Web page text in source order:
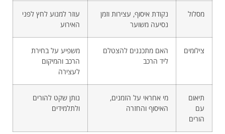
מסלול
נקודת איסוף, עצירות וזמן
נסיעה משוער
עוזר למנוע לחץ לפני
האירוע
צילומים
האם מתכננים להצטלם
ליד הרכב
משפיע על בחירת
הרכב והמיקום
לעצירה
תיאום
עם
הורים
מי אחראי על הזמנים,
האיסוף והחזרה
נותן שקט להורים
ולתלמידים